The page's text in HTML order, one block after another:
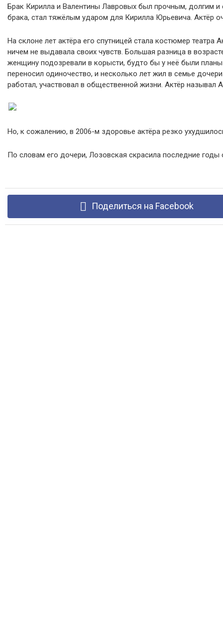
Брак Кирилла и Валентины Лавровых был прочным, долгим
брака, стал тяжёлым ударом для Кирилла Юрьевича. Актёр
На склоне лет актёра его спутницей стала костюмер
ничем не выдавала своих чувств. Большая разница в
женщину подозревали в корысти, будто бы у неё были
переносил одиночество, и несколько лет жил в семье
работал, участвовал в общественной жизни. Актёр называл
Но, к сожалению, в 2006-м здоровье актёра резко
По словам его дочери, Лозовская скрасила последние
Поделиться на Facebook